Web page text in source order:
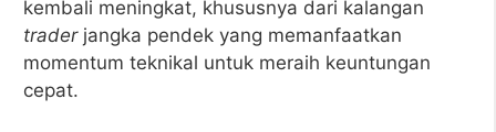
kembali meningkat, khususnya dari kalangan
trader jangka pendek yang memanfaatkan
momentum teknikal untuk meraih keuntungan
cepat.